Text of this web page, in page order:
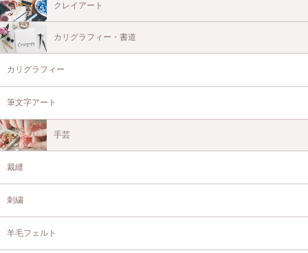
クレイアート
カリグラフィー・書道
カリグラフィー
筆文字アート
手芸
裁縫
刺繍
羊毛フェルト